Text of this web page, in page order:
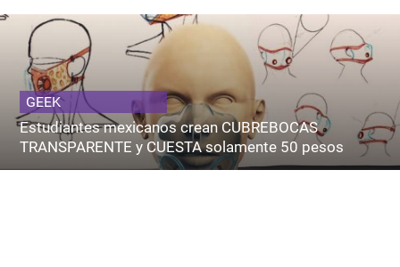
GEEK
Estudiantes mexicanos crean CUBREBOCAS
TRANSPARENTE y CUESTA solamente 50 pesos